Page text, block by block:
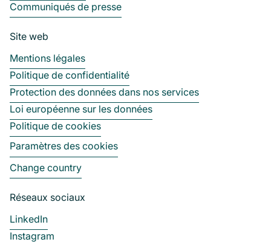
Communiqués de presse
Site web
Mentions légales
Politique de confidentialité
Protection des données dans nos services
Loi européenne sur les données
Politique de cookies
Paramètres des cookies
Change country
Réseaux sociaux
LinkedIn
Instagram